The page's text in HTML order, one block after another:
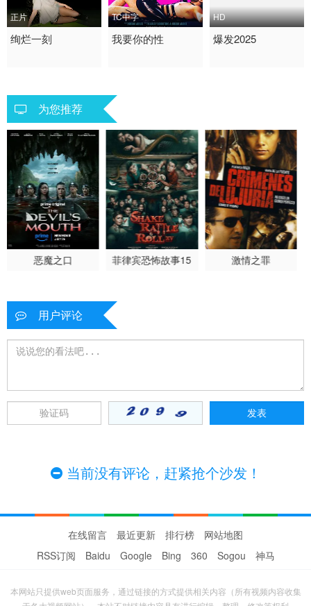
正片
2026 / 美国 / 英语
绚烂一刻
TC中字
2026 / 美国 / 英语
我要你的性
HD
2025 / 美国 / 波兰 / 英
爆发2025
为您推荐
恶魔之口 菲律宾恐怖故事15 激情之罪
用户评论
当前没有评论，赶紧抢个沙发！
在线留言 最近更新 排行榜
网站地图
RSS订阅
Baidu Google Bing 360 Sogou 神马
本网站只提供web页面服务，通过链接的方式提供相关内容（所有视频内容收集